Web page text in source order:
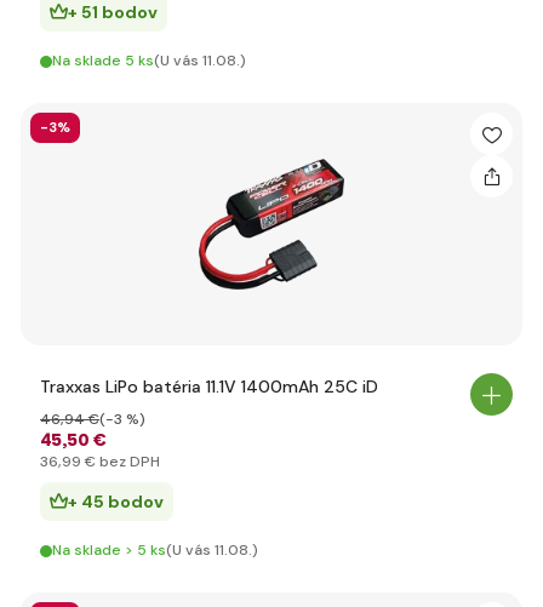
+ 51 bodov
Na sklade 5 ks(U vás 11.08.)
-3%
Traxxas LiPo batéria 11.1V 1400mAh 25C iD
45,50 €
46,94 €(-3 %)
36,99 € bez DPH
+ 45 bodov
Na sklade > 5 ks(U vás 11.08.)